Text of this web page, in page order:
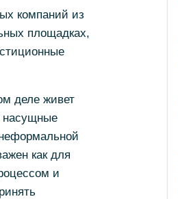
компаний из
площадках,
деле живет
насущные
как для
и